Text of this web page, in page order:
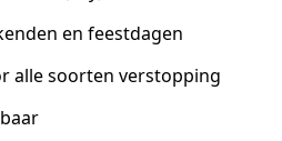
en feestdagen
alle soorten verstopping